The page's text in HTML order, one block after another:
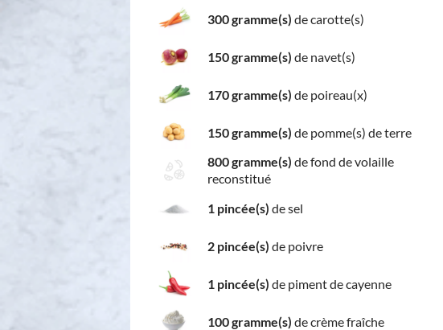
300 gramme(s) de carotte(s)
150 gramme(s) de navet(s)
170 gramme(s) de poireau(x)
150 gramme(s) de pomme(s) de terre
800 gramme(s) de fond de volaille
reconstitué
1 pincée(s) de sel
2 pincée(s) de poivre
1 pincée(s) de piment de cayenne
100 gramme(s) de crème fraîche